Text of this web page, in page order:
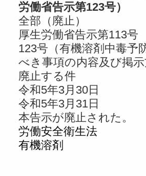
労働省告示第123号）
全部（廃止）
厚生労働省告示第113
123号（有機溶剤中毒予
べき事項の内容及び掲
廃止する件
令和5年3月30日
令和5年3月31日
本告示が廃止された。
労働安全衛生法
有機溶剤